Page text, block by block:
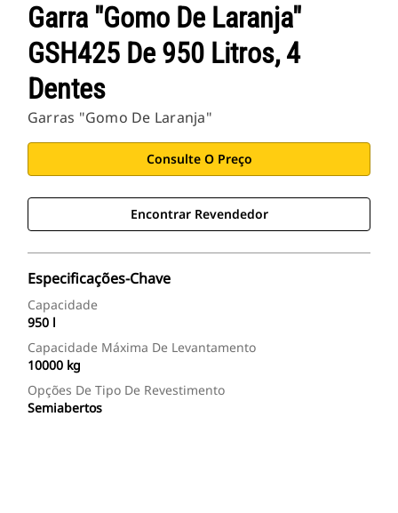
Garra "Gomo De Laranja"
GSH425 De 950 Litros, 4
Dentes
Garras "Gomo De Laranja"
Consulte O Preço
Encontrar Revendedor
Especificações-Chave
Capacidade
950 l
Capacidade Máxima De Levantamento
10000 kg
Opções De Tipo De Revestimento
Semiabertos